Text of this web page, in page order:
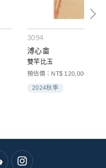
3094
溥心畬
雙竿比玉
預估價：NT$ 120,000-
2024秋季